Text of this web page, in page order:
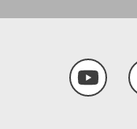
Youtube